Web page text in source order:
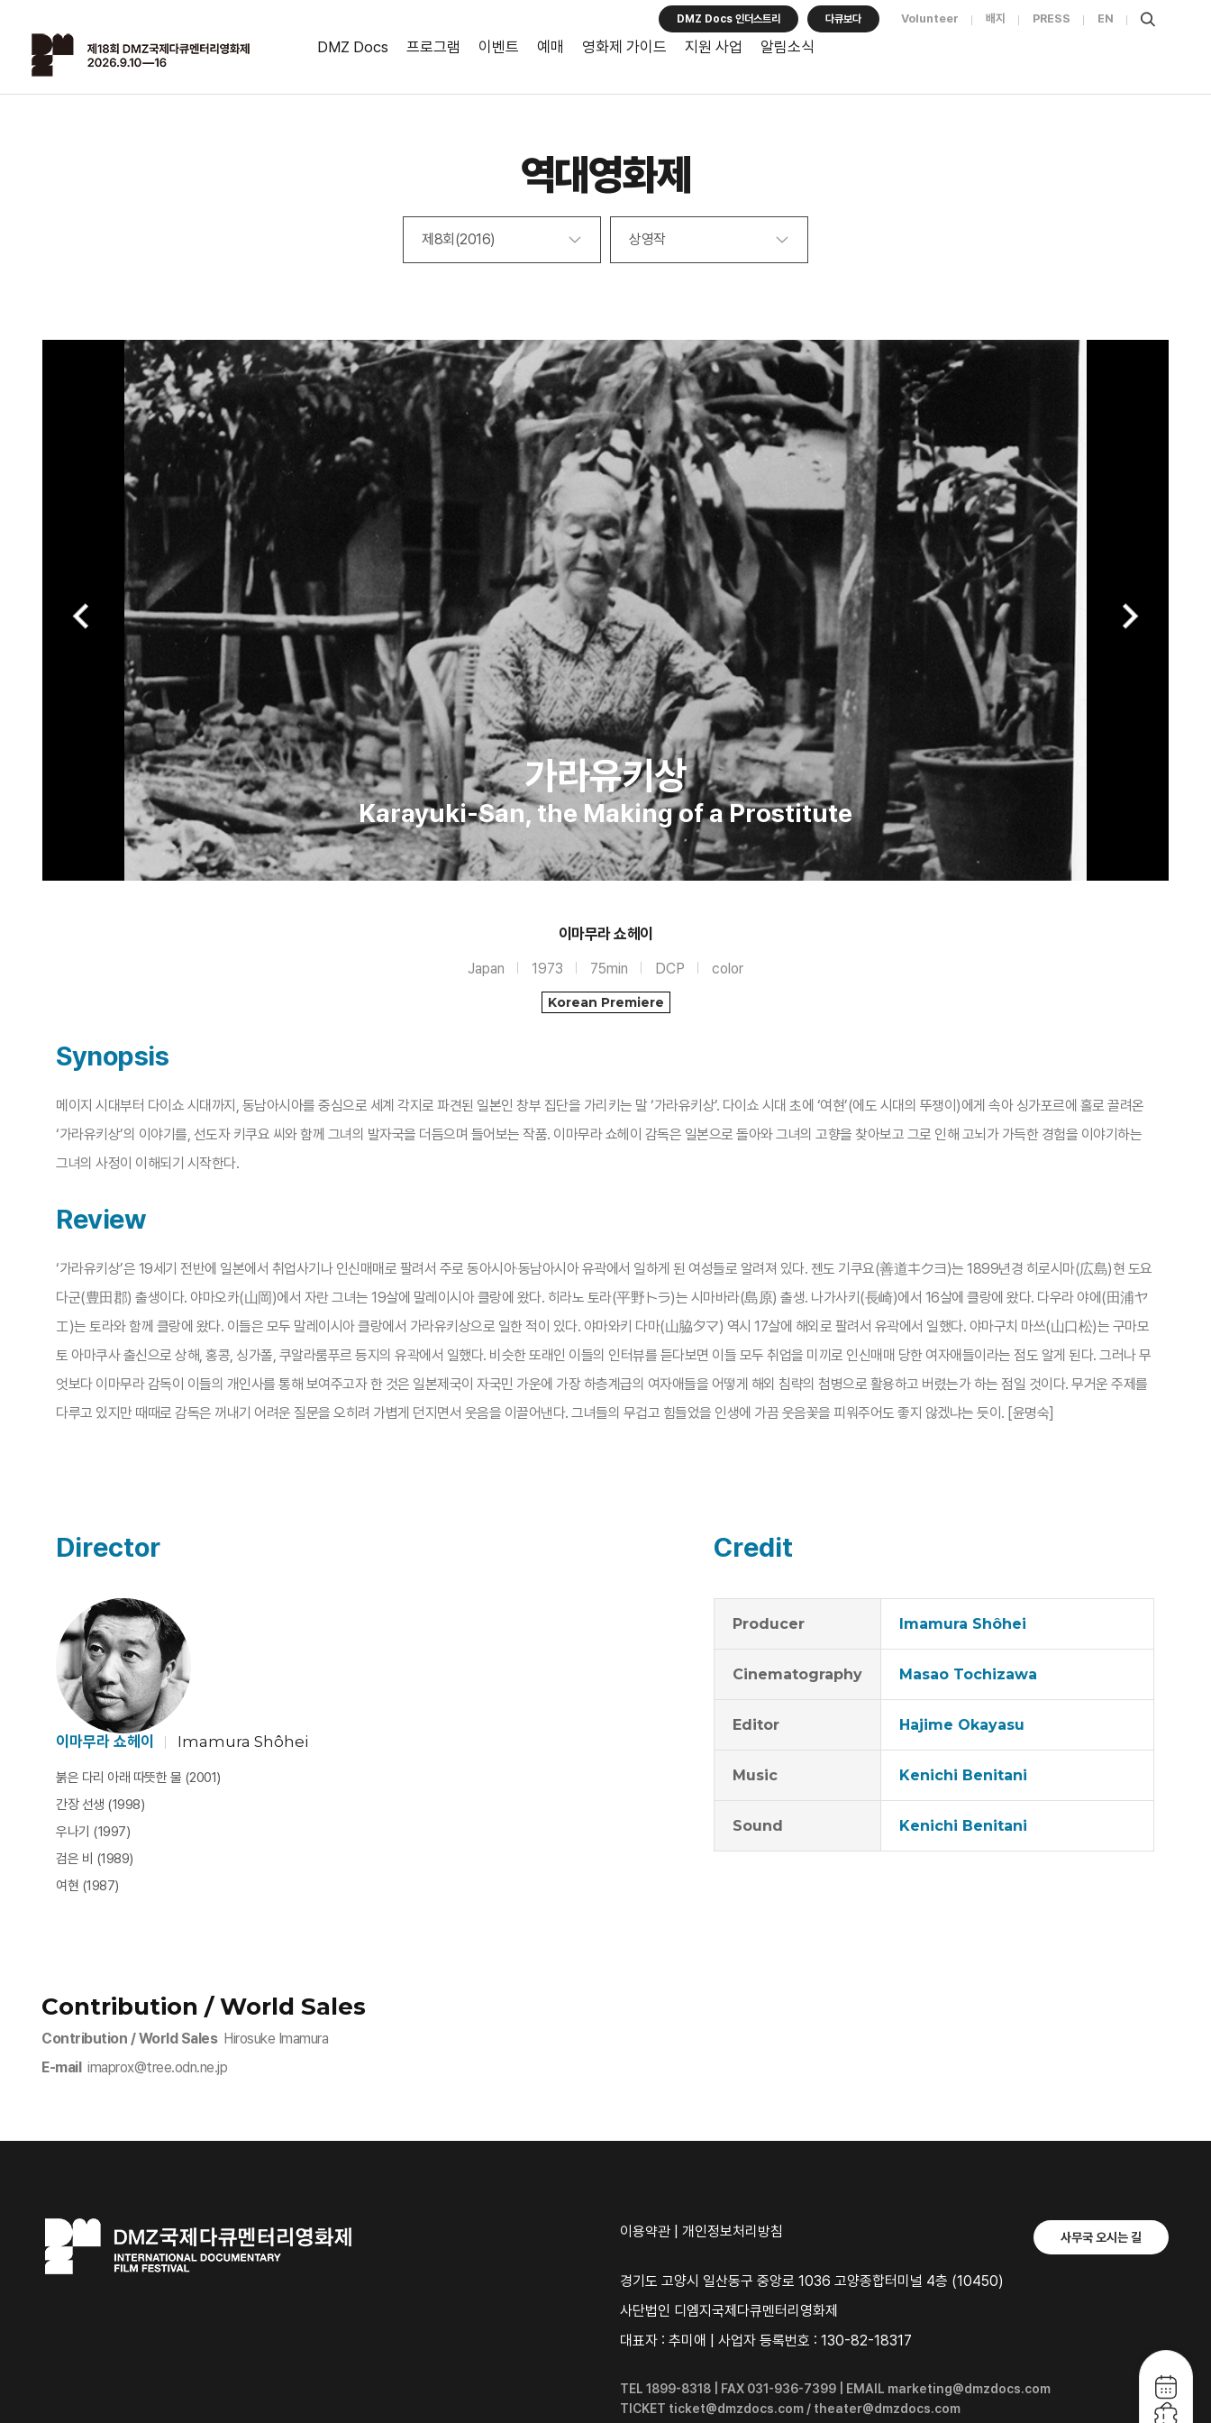
DMZ Docs 프로그램 이벤트 예매 영화제 가이드 지원 사업 알림소식
DMZ Docs 인더스트리 다큐보다 Volunteer 배지 PRESS EN
역대영화제
제8회(2016) 상영작
가라유키상
Karayuki-San, the Making of a Prostitute
이마무라 쇼헤이
Japan 1973 75min DCP color
Korean Premiere
Synopsis
메이지 시대부터 다이쇼 시대까지, 동남아시아를 중심으로 세계 각지로 파견된 일본인 창부 집단을 가리키는 말 ‘가라유키상’. 다이쇼 시대 초에 ‘여현’(에도 시대의 뚜쟁이)에게 속아 싱가포르에 홀로 끌려온
‘가라유키상’의 이야기를, 선도자 키쿠요 씨와 함께 그녀의 발자국을 더듬으며 들어보는 작품. 이마무라 쇼헤이 감독은 일본으로 돌아와 그녀의 고향을 찾아보고 그로 인해 고뇌가 가득한 경험을 이야기하는
그녀의 사정이 이해되기 시작한다.
Review
‘가라유키상’은 19세기 전반에 일본에서 취업사기나 인신매매로 팔려서 주로 동아시아‧동남아시아 유곽에서 일하게 된 여성들로 알려져 있다. 젠도 기쿠요(善道キクヨ)는 1899년경 히로시마(広島)현 도요
다군(豊田郡) 출생이다. 야마오카(山岡)에서 자란 그녀는 19살에 말레이시아 클랑에 왔다. 히라노 토라(平野トラ)는 시마바라(島原) 출생. 나가사키(長崎)에서 16살에 클랑에 왔다. 다우라 야에(田浦ヤ
エ)는 토라와 함께 클랑에 왔다. 이들은 모두 말레이시아 클랑에서 가라유키상으로 일한 적이 있다. 야마와키 다마(山脇タマ) 역시 17살에 해외로 팔려서 유곽에서 일했다. 야마구치 마쓰(山口松)는 구마모
토 아마쿠사 출신으로 상해, 홍콩, 싱가폴, 쿠알라룸푸르 등지의 유곽에서 일했다. 비슷한 또래인 이들의 인터뷰를 듣다보면 이들 모두 취업을 미끼로 인신매매 당한 여자애들이라는 점도 알게 된다. 그러나 무
엇보다 이마무라 감독이 이들의 개인사를 통해 보여주고자 한 것은 일본제국이 자국민 가운에 가장 하층계급의 여자애들을 어떻게 해외 침략의 첨병으로 활용하고 버렸는가 하는 점일 것이다. 무거운 주제를
다루고 있지만 때때로 감독은 꺼내기 어려운 질문을 오히려 가볍게 던지면서 웃음을 이끌어낸다. 그녀들의 무겁고 힘들었을 인생에 가끔 웃음꽃을 피워주어도 좋지 않겠냐는 듯이. [윤명숙]
Director
이마무라 쇼헤이 Imamura Shôhei
붉은 다리 아래 따뜻한 물 (2001)
간장 선생 (1998)
우나기 (1997)
검은 비 (1989)
여현 (1987)
Credit
Producer Imamura Shôhei
Cinematography Masao Tochizawa
Editor Hajime Okayasu
Music Kenichi Benitani
Sound Kenichi Benitani
Contribution / World Sales
Contribution / World SalesHirosuke Imamura
E-mailimaprox@tree.odn.ne.jp​
이용약관 개인정보처리방침
경기도 고양시 일산동구 중앙로 1036 고양종합터미널 4층 (10450)
사단법인 디엠지국제다큐멘터리영화제
대표자 : 추미애 | 사업자 등록번호 : 130-82-18317
사무국 오시는 길
TEL 1899-8318 | FAX 031-936-7399 | EMAIL marketing@dmzdocs.com
TICKET ticket@dmzdocs.com / theater@dmzdocs.com